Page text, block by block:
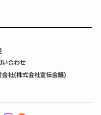
い合わせ
会社(株式会社宣伝会議)